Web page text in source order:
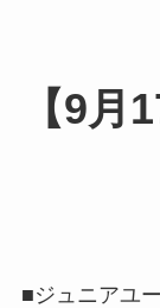
【9月
■ジュニアユ